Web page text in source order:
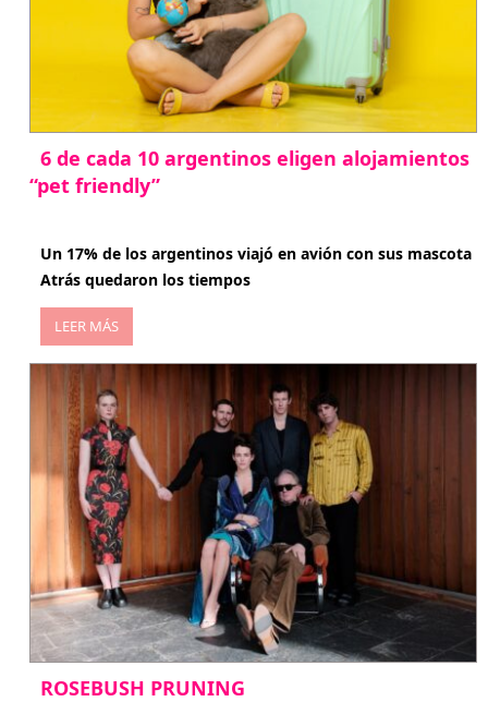
6 de cada 10 argentinos eligen alojamientos
“pet friendly”
Un 17% de los argentinos viajó en avión con sus mascota
Atrás quedaron los tiempos
LEER MÁS
ROSEBUSH PRUNING